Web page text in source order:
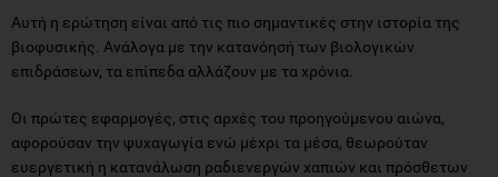
Αυτή η ερώτηση είναι από τις πιο σημαντικές στην ιστορία της
βιοφυσικής. Ανάλογα με την κατανόησή των βιολογικών
επιδράσεων, τα επίπεδα αλλάζουν με τα χρόνια.
Οι πρώτες εφαρμογές, στις αρχές του προηγούμενου αιώνα,
αφορούσαν την ψυχαγωγία ενώ μέχρι τα μέσα, θεωρούταν
ευεργετική η κατανάλωση ραδιενεργών χαπιών και πρόσθετων